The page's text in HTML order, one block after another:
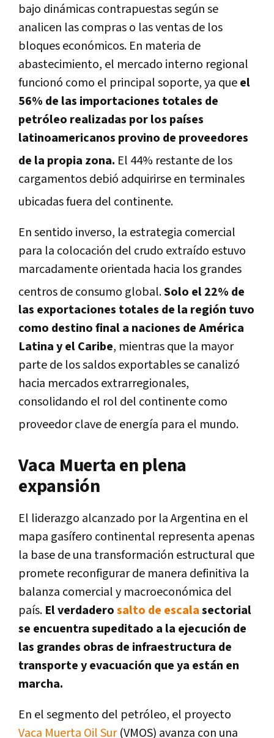
bajo dinámicas contrapuestas según se
analicen las compras o las ventas de los
bloques económicos. En materia de
abastecimiento, el mercado interno regional
funcionó como el principal soporte, ya queel
56% de las importaciones totales de
petróleo realizadas por los países
latinoamericanos provino de proveedores
de la propia zona. El 44% restante de los
cargamentos debió adquirirse en terminales
ubicadas fuera del continente.
En sentido inverso, la estrategia comercial
para la colocación del crudo extraído estuvo
marcadamente orientada hacia los grandes
centros de consumo global.Solo el 22% de
las exportaciones totales de la región tuvo
como destino final a naciones de América
Latina y el Caribe, mientras que la mayor
parte de los saldos exportables se canalizó
hacia mercados extrarregionales,
consolidando el rol del continente como
proveedor clave de energía para el mundo.
Vaca Muerta en plena
expansión
El liderazgo alcanzado por la Argentina en el
mapa gasífero continental representa apenas
la base de una transformación estructural que
promete reconfigurar de manera definitiva la
balanza comercial y macroeconómica del
país. El verdaderosalto de escalasectorial
se encuentra supeditado a la ejecución de
las grandes obras de infraestructura de
transporte y evacuación que ya están en
marcha.
En el segmento del petróleo, el proyecto
Vaca Muerta Oil Sur(VMOS) avanza con una